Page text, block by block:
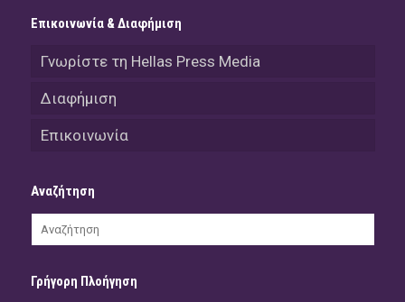
Επικοινωνία & Διαφήμιση
Γνωρίστε τη Hellas Press Media
Διαφήμιση
Επικοινωνία
Αναζήτηση
Γρήγορη Πλοήγηση